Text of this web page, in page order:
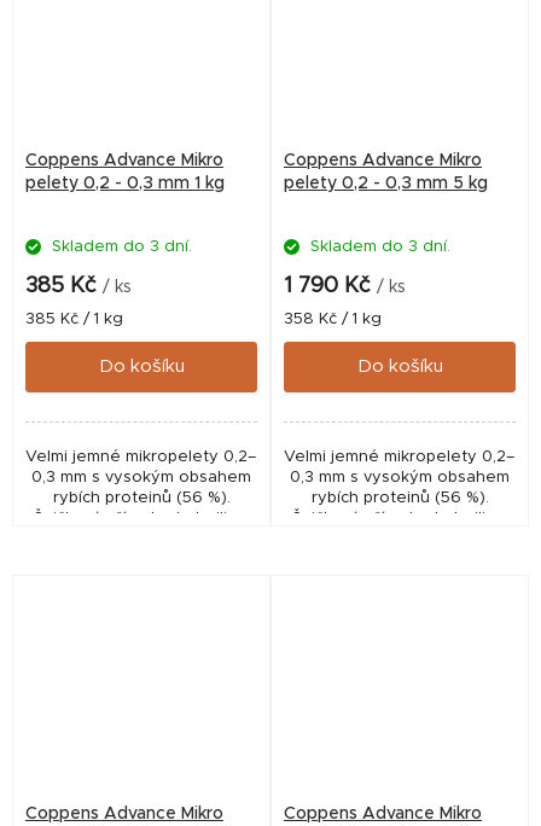
Coppens Advance Mikro
pelety 0,2 - 0,3 mm 1 kg
Skladem do 3 dní.
385 Kč / ks
Měrná
cena:
385 Kč / 1 kg
Do košíku
Velmi jemné mikropelety 0,2–
0,3 mm s vysokým obsahem
rybích proteinů (56 %).
Špičková přísada do boilies,
Coppens Advance Mikro
pelety 0,2 - 0,3 mm 5 kg
Skladem do 3 dní.
1 790 Kč / ks
Měrná
cena:
358 Kč / 1 kg
Do košíku
Velmi jemné mikropelety 0,2–
0,3 mm s vysokým obsahem
rybích proteinů (56 %).
Špičková přísada do boilies,
Coppens Advance Mikro
Coppens Advance Mikro